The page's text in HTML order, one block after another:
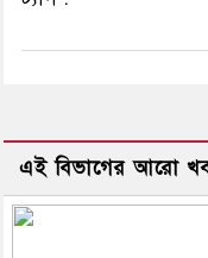
এই বিভাগের আরো